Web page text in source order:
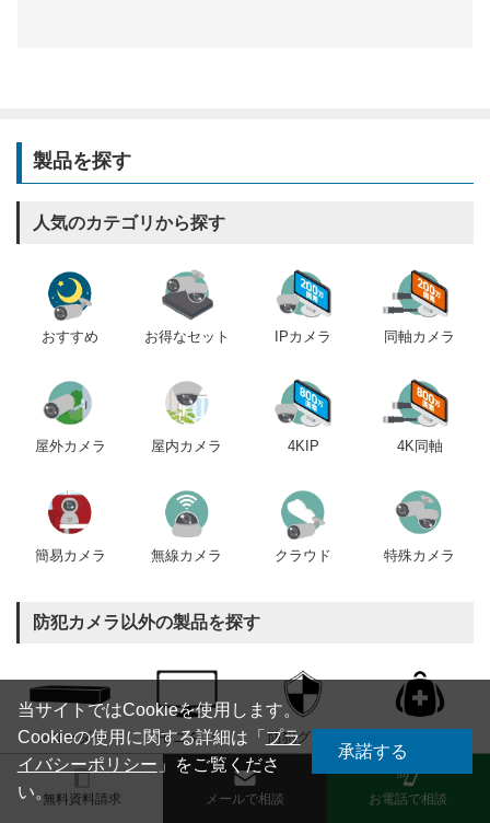
製品を探す
人気のカテゴリから探す
おすすめ お得なセット IPカメラ 同軸カメラ
屋外カメラ 屋内カメラ 4KIP 4K同軸
簡易カメラ 無線カメラ クラウド 特殊カメラ
防犯カメラ以外の製品を探す
レコーダー モニター 防犯グッズ
無料資料請求 メールで相談 お電話で相談
当サイトではCookieを使用します。
Cookieの使用に関する詳細は「 プラ
イバシーポリシー 」をご覧くださ
い。
承諾する